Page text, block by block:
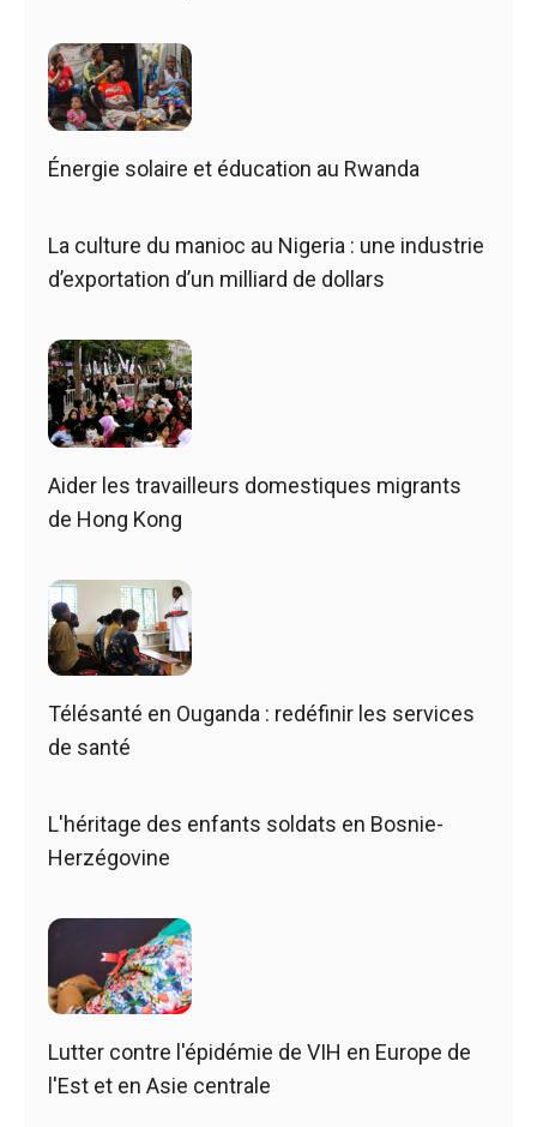
Énergie solaire et éducation au Rwanda
La culture du manioc au Nigeria : une industrie
d’exportation d’un milliard de dollars
Aider les travailleurs domestiques migrants
de Hong Kong
Télésanté en Ouganda : redéfinir les services
de santé
L'héritage des enfants soldats en Bosnie-
Herzégovine
Lutter contre l'épidémie de VIH en Europe de
l'Est et en Asie centrale